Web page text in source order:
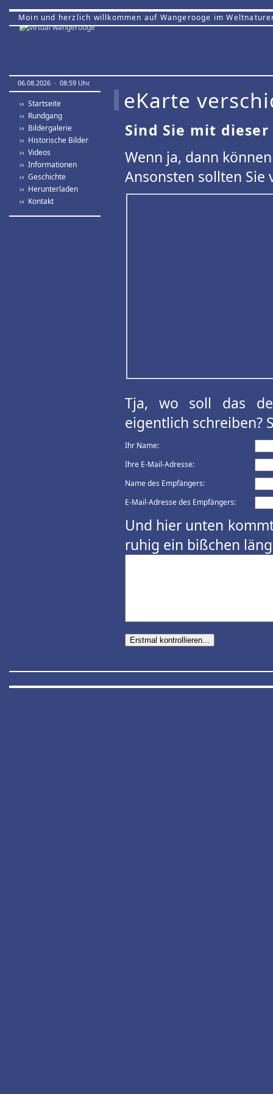
Moin und herzlich willkommen auf Wangerooge im
06.08.2026 · 08:59 Uhr.
›› Startseite
›› Rundgang
›› Bildergalerie
›› Historische Bilder
›› Videos
›› Informationen
›› Geschichte
›› Herunterladen
›› Kontakt
eKarte
Sind Sie mit
Wenn ja, dann
Ansonsten sollten
Tja, wo soll das
eigentlich schreiben?
Ihr Name:
Ihre E-Mail-Adresse:
Name des Empfängers:
E-Mail-Adresse des Empfängers:
Und hier unten
ruhig ein bißchen